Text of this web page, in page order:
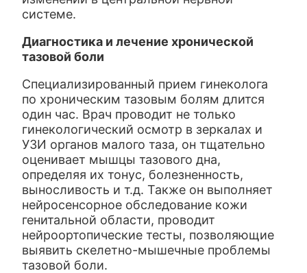
системе.
Диагностика и лечение хронической
тазовой боли
Специализированный прием гинеколога
по хроническим тазовым болям длится
один час. Врач проводит не только
гинекологический осмотр в зеркалах и
УЗИ органов малого таза, он тщательно
оценивает мышцы тазового дна,
определяя их тонус, болезненность,
выносливость и т.д. Также он выполняет
нейросенсорное обследование кожи
генитальной области, проводит
нейроортопические тесты, позволяющие
выявить скелетно-мышечные проблемы
тазовой боли.